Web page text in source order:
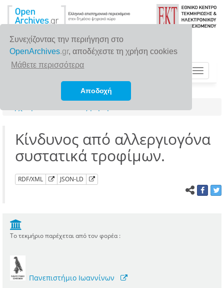
Συνεχίζοντας την περιήγηση στο
OpenArchives.gr, αποδέχεστε τη χρήση cookies
Μάθετε περισσότερα
Αποδοχή
Toggle
Κίνδυνος από αλλεργιογόνα
συστατικά τροφίμων.
RDF/XML JSON-LD
Το τεκμήριο παρέχεται από τον φορέα :
Πανεπιστήμιο Ιωαννίνων